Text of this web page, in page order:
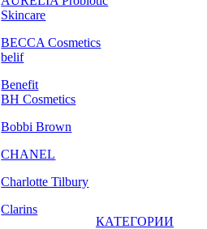
Skincare
BECCA Cosmetics
belif
Benefit
BH Cosmetics
Bobbi Brown
CHANEL
Charlotte Tilbury
Clarins
КАТЕГОРИИ